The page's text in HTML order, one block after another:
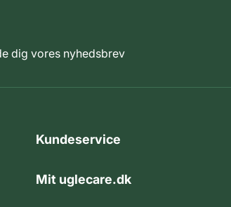
dig vores nyhedsbrev
Kundeservice
Mit uglecare.dk